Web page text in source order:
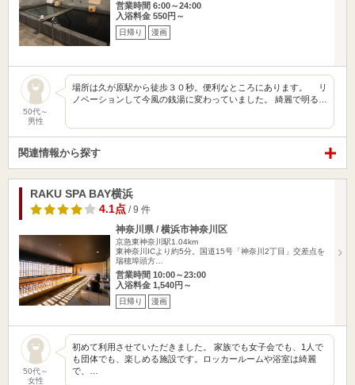
営業時間 6:00～24:00
入浴料金 550円～
日帰り 漫画
50代～
男性
場所は久が原駅から徒歩３０秒。便利なところにあります。 リ
ノベーションして今風の銭湯に変わっていました。 綺麗で明る…
関連情報から探す
RAKU SPA BAY横浜
4.1点 / 9 件
神奈川県 / 横浜市神奈川区
京急東神奈川駅1.04km
東神奈川ICより約5分。国道15号「神奈川2丁目」交差点を
瑞穂埠頭方…
営業時間 10:00～23:00
入浴料金 1,540円～
日帰り 漫画
50代～
女性
初めて利用させていただきました。 家族でも女子会でも、1人で
も団体でも、楽しめる施設です。ロッカールームや浴室は綺麗
で、…